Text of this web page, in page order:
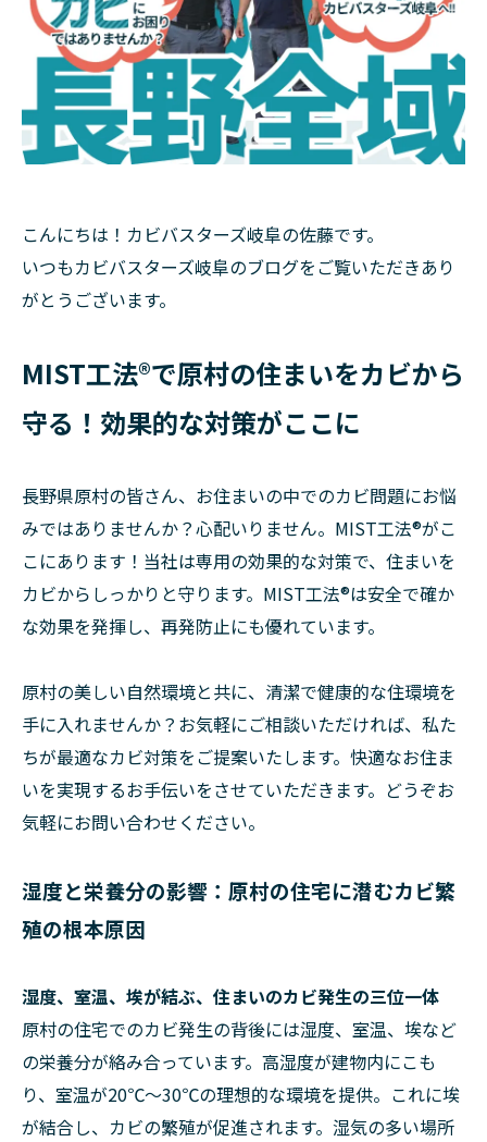
こんにちは！カビバスターズ岐阜の佐藤です。
いつもカビバスターズ岐阜のブログをご覧いただきあり
がとうございます。
MIST工法®で原村の住まいをカビから
守る！効果的な対策がここに
長野県原村の皆さん、お住まいの中でのカビ問題にお悩
みではありませんか？心配いりません。MIST工法®がこ
こにあります！当社は専用の効果的な対策で、住まいを
カビからしっかりと守ります。MIST工法®は安全で確か
な効果を発揮し、再発防止にも優れています。
原村の美しい自然環境と共に、清潔で健康的な住環境を
手に入れませんか？お気軽にご相談いただければ、私た
ちが最適なカビ対策をご提案いたします。快適なお住ま
いを実現するお手伝いをさせていただきます。どうぞお
気軽にお問い合わせください。
湿度と栄養分の影響：原村の住宅に潜むカビ繁
殖の根本原因
湿度、室温、埃が結ぶ、住まいのカビ発生の三位一体
原村の住宅でのカビ発生の背後には湿度、室温、埃など
の栄養分が絡み合っています。高湿度が建物内にこも
り、室温が20℃～30℃の理想的な環境を提供。これに埃
が結合し、カビの繁殖が促進されます。湿気の多い場所